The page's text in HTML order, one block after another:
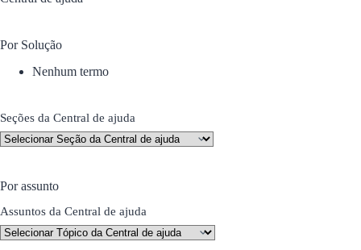
Por Solução
Nenhum termo
Seções da Central de ajuda
Por assunto
Assuntos da Central de ajuda